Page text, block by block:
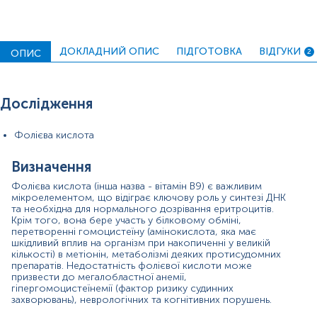
вагітним рекомендовано вживати препарати фолієвої
кислоти під час планування та протягом вагітності для
профілактики порушень дозрівання нервової трубки у
Показання до призначення:
мегалобластну анемію (зниження рівня
показник, збільшення діаметра еритроцитів
(макроцитоз));
наявність симптомів зниження рівня фолієвої
кислоти (загальна слабкість, дратівливість,
порушення концентрації уваги, головний біль,
болючість язика, виразки в роті, порушення сну);
визначення причини анемії;
перевірка ефективності лікування препаратами
фолієвої кислоти;
підготовка до вагітності;
наявність порушення всмоктування поживних
речовин (синдром мальабсорбції).
ОПИС ДОКЛАДНИЙ ОПИС ПІДГОТОВКА ВІДГУКИ 2
Дослідження
Фолієва кислота
Визначення
Фолієва кислота (інша назва - вітамін В9) є важливим
мікроелементом, що відіграє ключову роль у синтезі ДНК
та необхідна для нормального дозрівання еритроцитів.
Крім того, вона бере участь у білковому обміні,
перетворенні гомоцистеїну (амінокислота, яка має
шкідливий вплив на організм при накопиченні у великій
кількості) в метіонін, метаболізмі деяких протисудомних
препаратів. Недостатність фолієвої кислоти може
призвести до мегалобластної анемії,
гіпергомоцистеїнемії (фактор ризику судинних
захворювань), неврологічних та когнітивних порушень.